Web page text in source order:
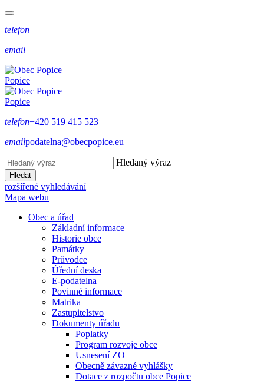
telefon
email
Popice
Popice
telefon+420 519 415 523
emailpodatelna@obecpopice.eu
Hledaný výraz
Hledat
rozšířené vyhledávání
Mapa webu
Obec a úřad
Základní informace
Historie obce
Památky
Průvodce
Úřední deska
E-podatelna
Povinné informace
Matrika
Zastupitelstvo
Dokumenty úřadu
Poplatky
Program rozvoje obce
Usnesení ZO
Obecně závazné vyhlášky
Dotace z rozpočtu obce Popice